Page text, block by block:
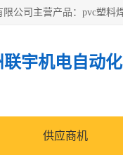
联宇机电自动
供应商机